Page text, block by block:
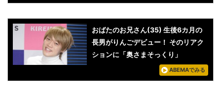
おばたのお兄さん(35) 生後6カ月の
長男がりんごデビュー！ そのリアク
ションに「奥さまそっくり」
ABEMAでみる